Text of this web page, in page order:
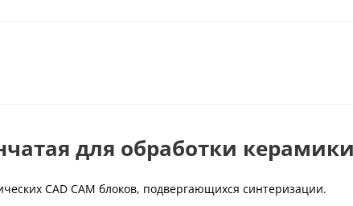
для обработки
CAD CAM блоков, подвергающихся синтеризации.